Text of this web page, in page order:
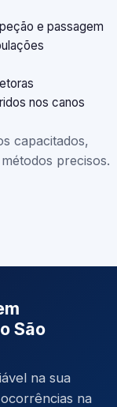
e passagem
nos canos
capacitados,
precisos.
São
na sua
na